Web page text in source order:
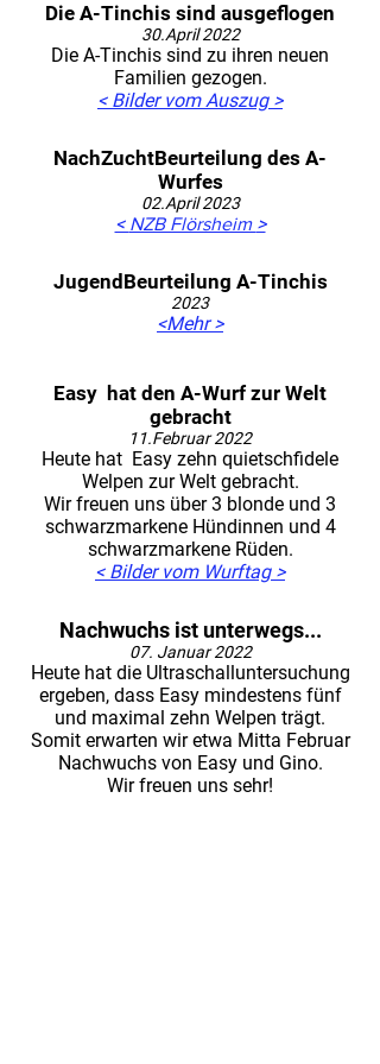
Die A-Tinchis sind ausgeflogen
30.April 2022
Die A-Tinchis sind zu ihren neuen
Familien gezogen.
< Bilder vom Auszug >
NachZuchtBeurteilung des A-
Wurfes
02.April 2023
< NZB Flörsheim >
JugendBeurteilung A-Tinchis
2023
<Mehr >
Easy hat den A-Wurf zur Welt
gebracht
11.Februar 2022
Heute hat Easy zehn quietschfidele
Welpen zur Welt gebracht.
Wir freuen uns über 3 blonde und 3
schwarzmarkene Hündinnen und 4
schwarzmarkene Rüden.
< Bilder vom Wurftag >
Nachwuchs ist unterwegs...
07. Januar 2022
Heute hat die Ultraschalluntersuchung
ergeben, dass Easy mindestens fünf
und maximal zehn Welpen trägt.
Somit erwarten wir etwa Mitta Februar
Nachwuchs von Easy und Gino.
Wir freuen uns sehr!